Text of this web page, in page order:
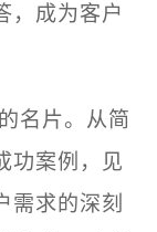
，成为客户
名片。从简
功案例，见
需求的深刻